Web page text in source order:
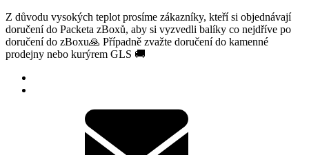
Z důvodu vysokých teplot prosíme zákazníky, kteří si objednávají
doručení do Packeta zBoxů, aby si vyzvedli balíky co nejdříve po
doručení do zBoxu🙏 Případně zvažte doručení do kamenné
prodejny nebo kurýrem GLS 🚚